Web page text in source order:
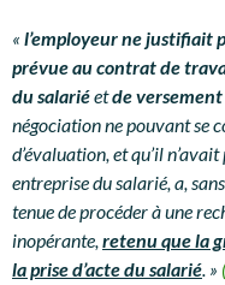
« l’employeur ne justifiait
prévue au contrat de
du salariéetde versement
négociation ne pouvant se
d’évaluation, et qu’il
entreprise du salarié, a,
tenue de procéder à une
inopérante,retenu que la
la prise d’acte du salarié. »